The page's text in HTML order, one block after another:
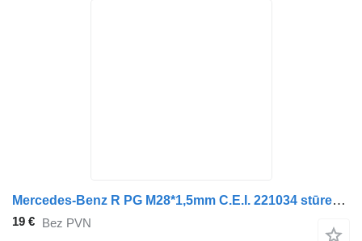
Mercedes-Benz R PG M28*1,5mm C.E.I. 221034 stūres stiepņa uzgalis paredzēts Mercedes-Benz ACTROS kravas automašīnas
19 € Bez PVN